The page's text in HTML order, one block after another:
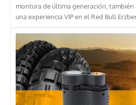
montura de última generación,
una experiencia VIP en el Red Bull